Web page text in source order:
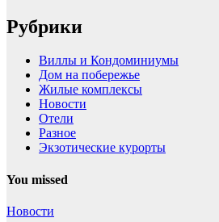
Рубрики
Виллы и Кондоминиумы
Дом на побережье
Жилые комплексы
Новости
Отели
Разное
Экзотические курорты
You missed
Новости